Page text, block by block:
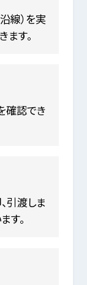
線）を実
す。
確認でき
引渡しま
す。